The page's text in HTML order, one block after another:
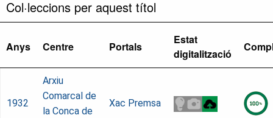
Col·leccions per aquest títol
Anys Centre Portals
Estat
digitalització
1932
Arxiu
Comarcal de
la Conca de
Xac Premsa